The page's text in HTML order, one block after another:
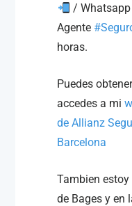
/
Agente #
horas.
Puedes
accedes a mi
de Allianz
Barcelona
Tambien
de Bages y en